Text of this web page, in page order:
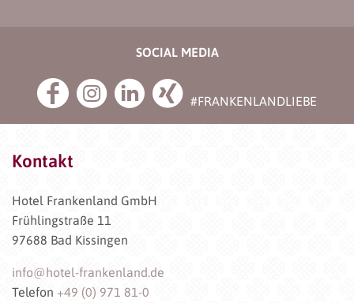
SOCIAL MEDIA
#FRANKENLANDLIEBE
Kontakt
Hotel Frankenland GmbH
Frühlingstraße 11
97688 Bad Kissingen
info@hotel-frankenland.de
Telefon +49 (0) 971 81-0